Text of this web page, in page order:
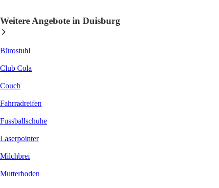
Weitere Angebote in Duisburg
Bürostuhl
Club Cola
Couch
Fahrradreifen
Fussballschuhe
Laserpointer
Milchbrei
Mutterboden